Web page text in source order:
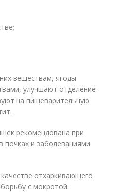
веществам, ягоды
улучшают отделение
на пищеварительную
рекомендована при
почках и заболеваниями
отхаркивающего
с мокротой.